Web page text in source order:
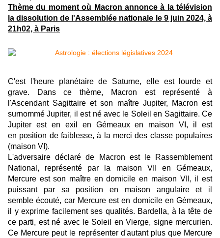
Thème du moment où Macron annonce à la télévision
la dissolution de l'Assemblée nationale le 9 juin 2024, à
21h02, à Paris
C'est l'heure planétaire de Saturne, elle est lourde et
grave. Dans ce thème, Macron est représenté à
l'Ascendant Sagittaire et son maître Jupiter, Macron est
surnommé Jupiter, il est né avec le Soleil en Sagittaire. Ce
Jupiter est en exil en Gémeaux en maison VI, il est
en position de faiblesse, à la merci des classe populaires
(maison VI).
L'adversaire déclaré de Macron est le Rassemblement
National, représenté par la maison VII en Gémeaux,
Mercure est son maître en domicile en maison VII, il est
puissant par sa position en maison angulaire et il
semble écouté, car Mercure est en domicile en Gémeaux,
il y exprime facilement ses qualités. Bardella, à la tête de
ce parti, est né avec le Soleil en Vierge, signe mercurien.
Ce Mercure peut le représenter d'autant plus que Mercure